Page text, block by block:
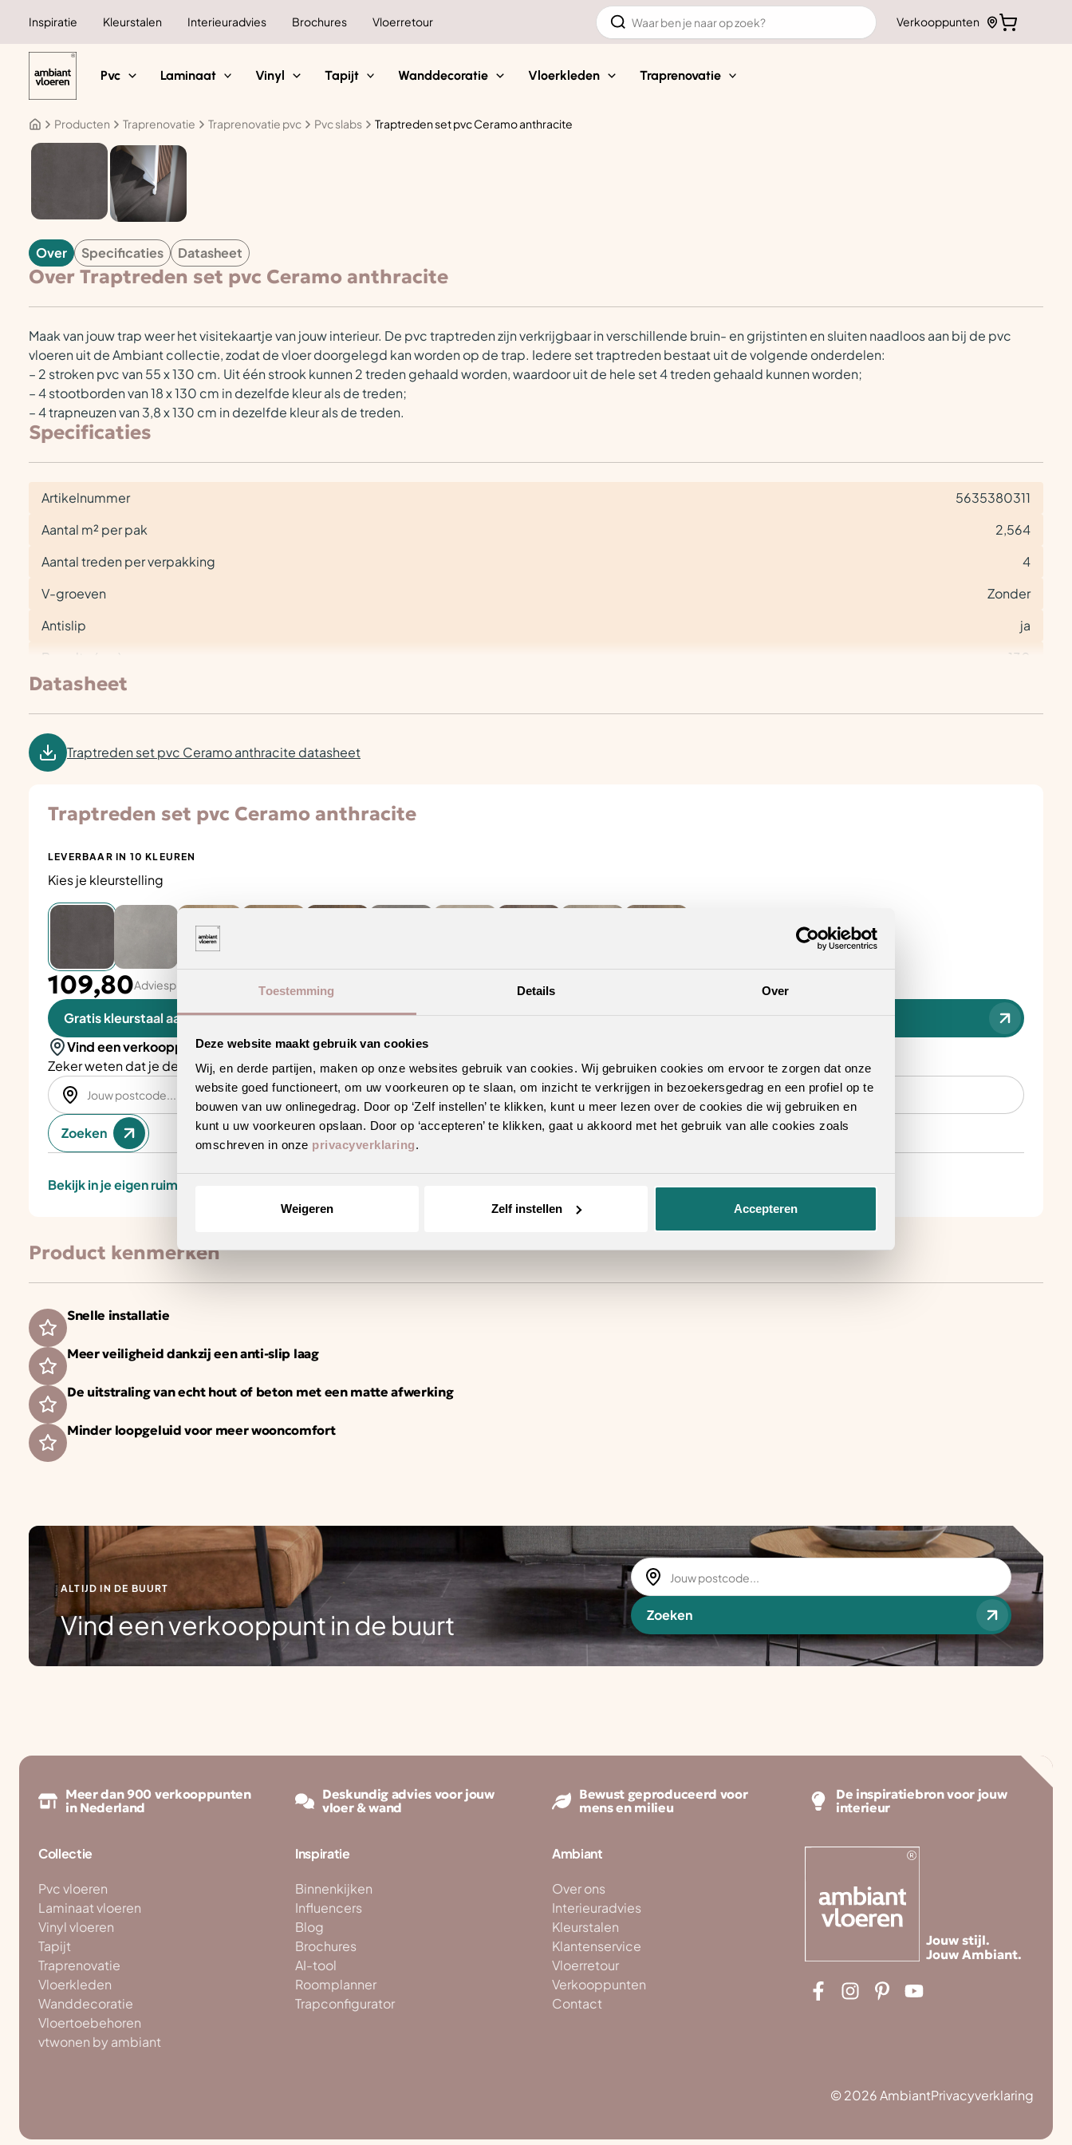
Toestemming Details Over
Deze website maakt gebruik van cookies
Wij, en derde partijen, maken op onze websites gebruik van cookies. Wij gebruiken cookies om ervoor te zorgen dat onze
website goed functioneert, om uw voorkeuren op te slaan, om inzicht te verkrijgen in bezoekersgedrag en een profiel op te
bouwen van uw onlinegedrag. Door op ‘Zelf instellen’ te klikken, kunt u meer lezen over de cookies die wij gebruiken en
kunt u uw voorkeuren opslaan. Door op ‘accepteren’ te klikken, gaat u akkoord met het gebruik van alle cookies zoals
omschreven in onze privacyverklaring.
Weigeren Zelf instellen Accepteren
Inspiratie Kleurstalen Interieuradvies Brochures Vloerretour
Zoeken
naar:
Verkooppunten
Pvc Laminaat Vinyl Tapijt Wanddecoratie Vloerkleden Traprenovatie
Producten Traprenovatie Traprenovatie pvc Pvc slabs Traptreden set pvc Ceramo anthracite
TRAPRENOVATIE
Over Specificaties Datasheet
Over Traptreden set pvc Ceramo anthracite
Maak van jouw trap weer het visitekaartje van jouw interieur. De pvc traptreden zijn verkrijgbaar in verschillende bruin- en grijstinten en sluiten naadloos aan bij de pvc
vloeren uit de Ambiant collectie, zodat de vloer doorgelegd kan worden op de trap. Iedere set traptreden bestaat uit de volgende onderdelen:
– 2 stroken pvc van 55 x 130 cm. Uit één strook kunnen 2 treden gehaald worden, waardoor uit de hele set 4 treden gehaald kunnen worden;
– 4 stootborden van 18 x 130 cm in dezelfde kleur als de treden;
– 4 trapneuzen van 3,8 x 130 cm in dezelfde kleur als de treden.
Specificaties
Artikelnummer
5635380311
Aantal m² per pak
2,564
Aantal treden per verpakking
4
V-groeven
Zonder
Antislip
ja
Breedte (cm)
130
Datasheet
Traptreden set pvc Ceramo anthracite datasheet
Traptreden set pvc Ceramo anthracite
LEVERBAAR IN 10 KLEUREN
Kies je kleurstelling
109,80Adviesprijs per aantal pak
Gratis kleurstaal aanvragen
Vind een verkooppunt in de buurt
Zeker weten dat je de juiste keuze maakt? Plan eeninterieuradvies. Liever zelf kijken? Vind hieronder jouwAmbiant verkooppunt.
Zoeken
Bekijk in je eigen ruimte
Product kenmerken
Snelle installatie
Meer veiligheid dankzij een anti-slip laag
De uitstraling van echt hout of beton met een matte afwerking
Minder loopgeluid voor meer wooncomfort
ALTIJD IN DE BUURT
Vind een verkooppunt in de buurt Zoeken
Meer dan 900 verkooppunten
in Nederland
Deskundig advies voor jouw
vloer & wand
Bewust geproduceerd voor
mens en milieu
De inspiratiebron voor jouw
interieur
Collectie
Pvc vloeren
Laminaat vloeren
Vinyl vloeren
Tapijt
Traprenovatie
Vloerkleden
Wanddecoratie
Vloertoebehoren
vtwonen by ambiant
Inspiratie
Binnenkijken
Influencers
Blog
Brochures
AI-tool
Roomplanner
Trapconfigurator
Ambiant
Over ons
Interieuradvies
Kleurstalen
Klantenservice
Vloerretour
Verkooppunten
Contact
Jouw stijl.
Jouw Ambiant.
© 2026 AmbiantPrivacyverklaring